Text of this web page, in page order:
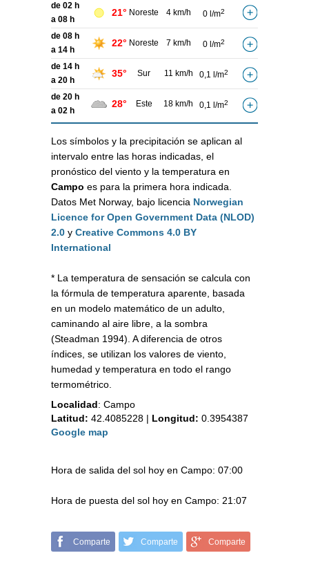
de 02 h
a 08 h
21° Noreste 4 km/h 0 l/m2
de 08 h
a 14 h
22° Noreste 7 km/h 0 l/m2
de 14 h
a 20 h
35° Sur 11 km/h 0,1 l/m2
de 20 h
a 02 h
28° Este 18 km/h 0,1 l/m2
Los símbolos y la precipitación se aplican al
intervalo entre las horas indicadas, el
pronóstico del viento y la temperatura en
Campo es para la primera hora indicada.
Datos Met Norway, bajo licencia Norwegian
Licence for Open Government Data (NLOD)
2.0 y Creative Commons 4.0 BY
International
* La temperatura de sensación se calcula con
la fórmula de temperatura aparente, basada
en un modelo matemático de un adulto,
caminando al aire libre, a la sombra
(Steadman 1994). A diferencia de otros
índices, se utilizan los valores de viento,
humedad y temperatura en todo el rango
termométrico.
Localidad: Campo
Latitud: 42.4085228 | Longitud: 0.3954387
Google map
Hora de salida del sol hoy en Campo: 07:00
Hora de puesta del sol hoy en Campo: 21:07
Comparte Comparte Comparte